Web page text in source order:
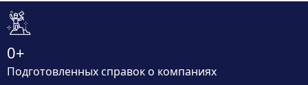
0
Подготовленных справок о компаниях